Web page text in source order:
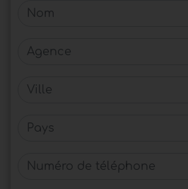
Nom
Agence
Ville
Pays
Numéro de téléphone